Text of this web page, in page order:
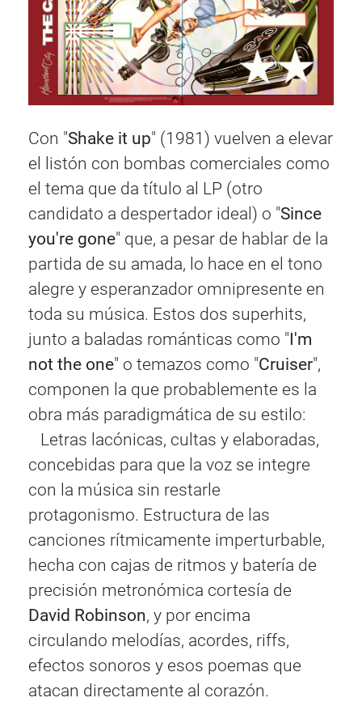
Con "Shake it up" (1981) vuelven a elevar
el listón con bombas comerciales como
el tema que da título al LP (otro
candidato a despertador ideal) o "Since
you're gone" que, a pesar de hablar de la
partida de su amada, lo hace en el tono
alegre y esperanzador omnipresente en
toda su música. Estos dos superhits,
junto a baladas románticas como "I'm
not the one" o temazos como "Cruiser",
componen la que probablemente es la
obra más paradigmática de su estilo:
Letras lacónicas, cultas y elaboradas,
concebidas para que la voz se integre
con la música sin restarle
protagonismo. Estructura de las
canciones rítmicamente imperturbable,
hecha con cajas de ritmos y batería de
precisión metronómica cortesía de
David Robinson, y por encima
circulando melodías, acordes, riffs,
efectos sonoros y esos poemas que
atacan directamente al corazón.